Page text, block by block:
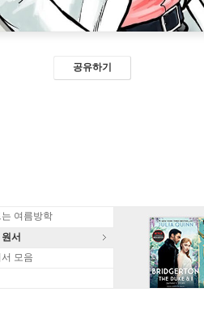
공유하기
여름방학
서
모음